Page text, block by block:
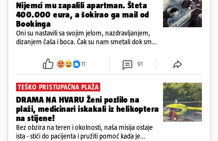
Nijemci mu zapalili apartman. Šteta
400.000 eura, a šokirao ga mail od
Bookinga
Oni su nastavili sa svojim jelom, nazdravljanjem,
dizanjem čaša i boca. Čak su nam smetali dok smo
požar, rekao je vlasnik
11 91
TEŠKO PRISTUPAČNA PLAŽA
DRAMA NA HVARU Ženi pozlilo na
plaži, medicinari iskakali iz helikoptera
na stijene!
Bez obzira na teren i okolnosti, naša misija ostaje
ista - stići do pacijenta i pružiti pomoć kada je